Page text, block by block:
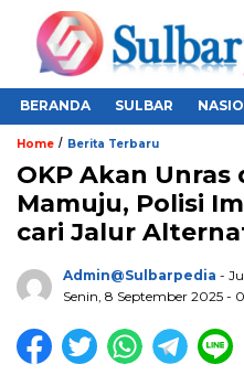
BERANDA SULBAR
Home / Berita Terbaru
OKP Akan Unras
Mamuju, Polisi
cari Jalur
Admin@sulbarpedia -
Senin, 8 September 2025 -